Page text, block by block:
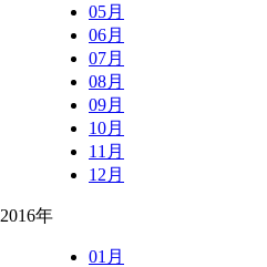
05月
06月
07月
08月
09月
10月
11月
12月
2016年
01月